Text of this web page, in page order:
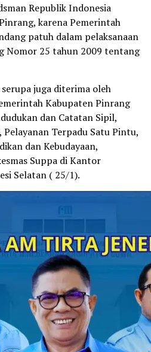
Republik Indonesia
karena Pemerintah
patuh dalam pelaksanaan
Nomor 25 tahun 2009 tentang
juga diterima oleh
Kabupaten Pinrang
dan Catatan Sipil,
Pelayanan Terpadu Satu Pintu,
dan Kebudayaan,
Suppa di Kantor
Selatan ( 25/1).